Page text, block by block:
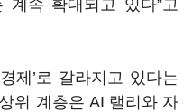
계속 확대되고 있다”고
제’로 갈라지고 있다는
위 계층은 AI 랠리와 자